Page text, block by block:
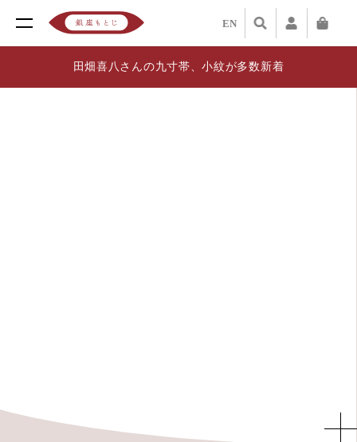
EN
田畑喜八さんの九寸帯、小紋が多数新着